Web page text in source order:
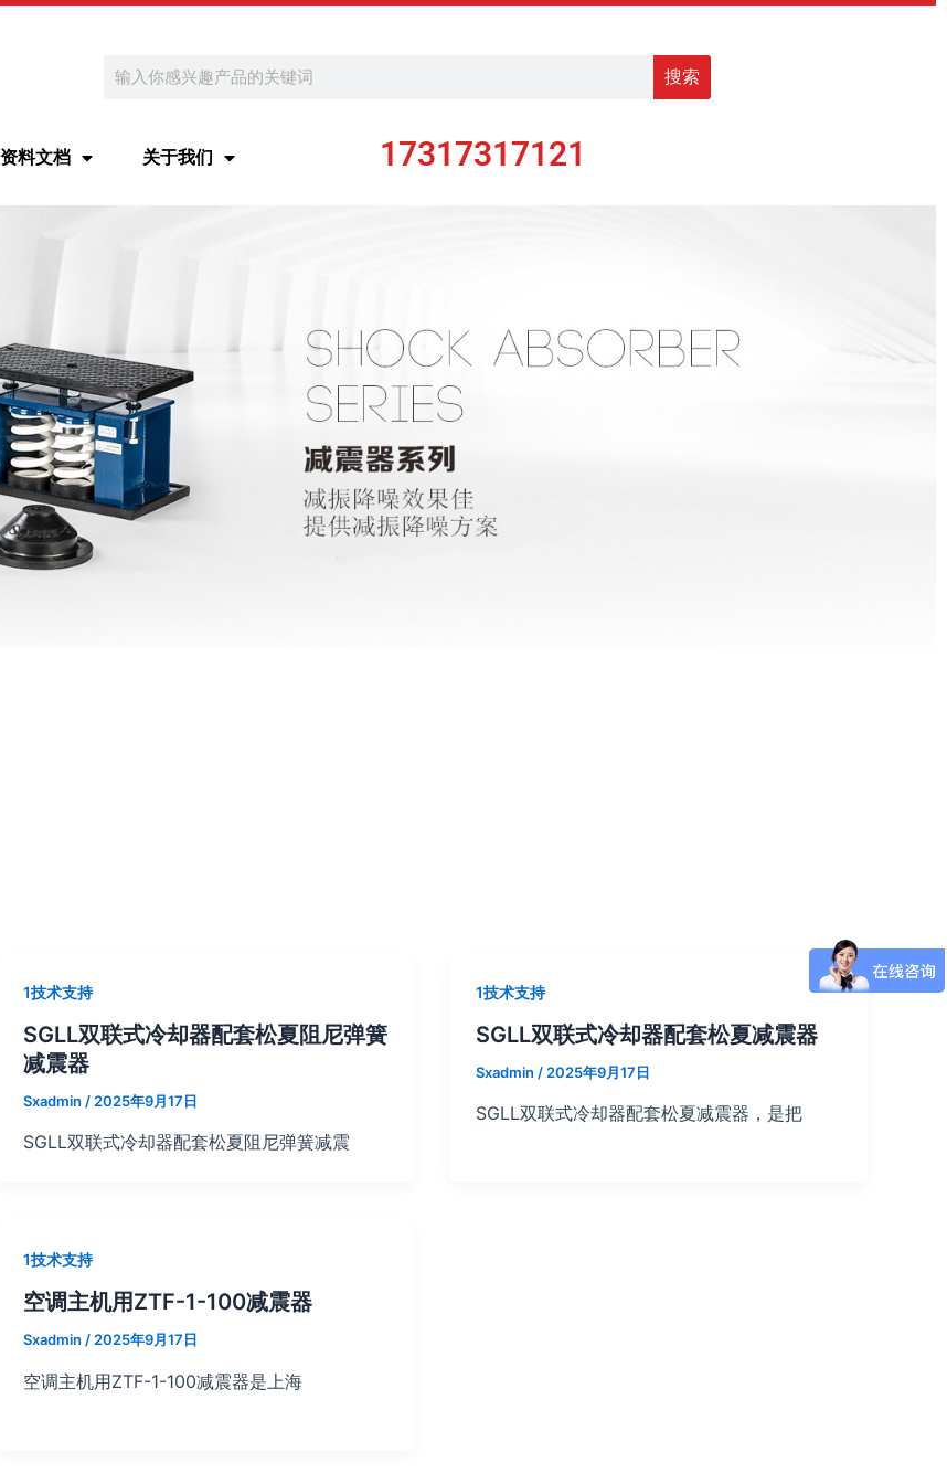
搜索
资料文档 关于我们 17317317121
1技术支持
SGLL双联式冷却器配套松夏阻尼弹簧
减震器
Sxadmin / 2025年9月17日
SGLL双联式冷却器配套松夏阻尼弹簧减震
1技术支持
SGLL双联式冷却器配套松夏减震器
Sxadmin / 2025年9月17日
SGLL双联式冷却器配套松夏减震器，是把
1技术支持
空调主机用ZTF-1-100减震器
Sxadmin / 2025年9月17日
空调主机用ZTF-1-100减震器是上海